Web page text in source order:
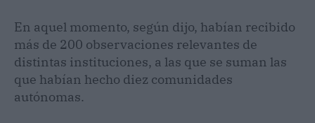
En aquel momento, según dijo, habían recibido
más de 200 observaciones relevantes de
distintas instituciones, a las que se suman las
que habían hecho diez comunidades
autónomas.